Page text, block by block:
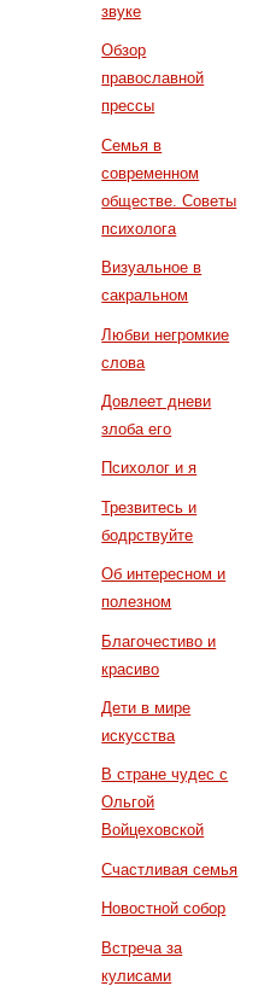
звуке
Обзор
православной
прессы
Семья в
современном
обществе. Советы
психолога
Визуальное в
сакральном
Любви негромкие
слова
Довлеет дневи
злоба его
Психолог и я
Трезвитесь и
бодрствуйте
Об интересном и
полезном
Благочестиво и
красиво
Дети в мире
искусства
В стране чудес с
Ольгой
Войцеховской
Счастливая семья
Новостной собор
Встреча за
кулисами